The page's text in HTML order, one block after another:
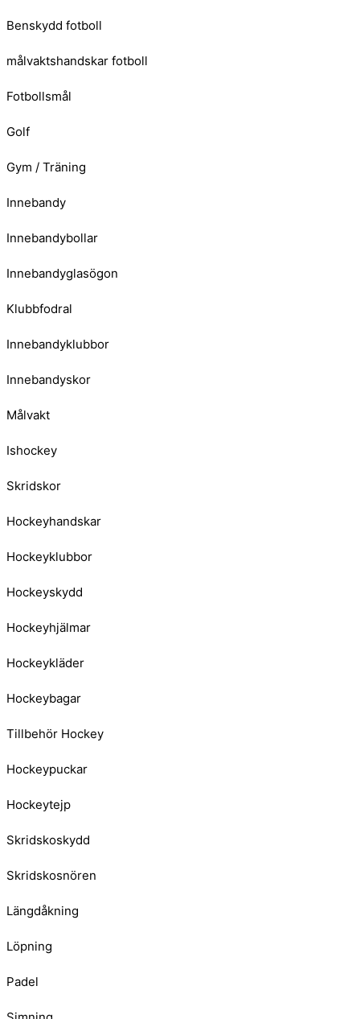
Benskydd fotboll
målvaktshandskar fotboll
Fotbollsmål
Golf
Gym / Träning
Innebandy
Innebandybollar
Innebandyglasögon
Klubbfodral
Innebandyklubbor
Innebandyskor
Målvakt
Ishockey
Skridskor
Hockeyhandskar
Hockeyklubbor
Hockeyskydd
Hockeyhjälmar
Hockeykläder
Hockeybagar
Tillbehör Hockey
Hockeypuckar
Hockeytejp
Skridskoskydd
Skridskosnören
Längdåkning
Löpning
Padel